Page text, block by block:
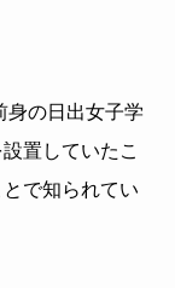
身の日出女子学
置していたこ
で知られてい